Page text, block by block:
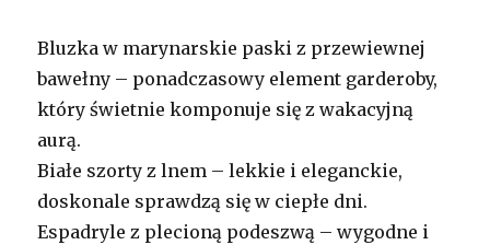
Bluzka w marynarskie paski z przewiewnej
bawełny – ponadczasowy element garderoby,
który świetnie komponuje się z wakacyjną
aurą.
Białe szorty z lnem – lekkie i eleganckie,
doskonale sprawdzą się w ciepłe dni.
Espadryle z plecioną podeszwą – wygodne i